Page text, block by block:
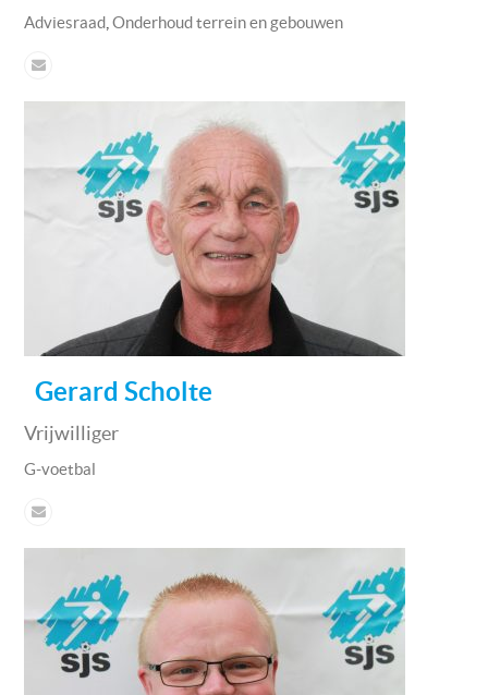
Adviesraad ,Onderhoud terrein en gebouwen
Gerard Scholte
Vrijwilliger
G-voetbal